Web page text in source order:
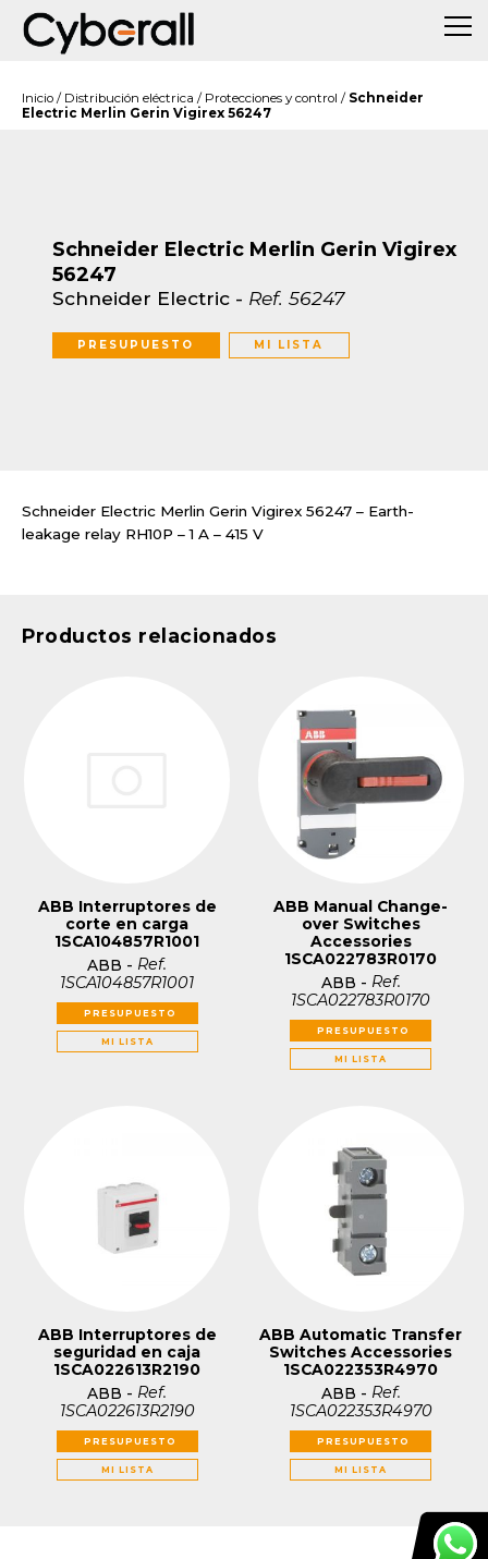
Inicio / Distribución eléctrica / Protecciones y control / Schneider
Electric Merlin Gerin Vigirex 56247
Schneider Electric Merlin Gerin Vigirex
56247
Schneider Electric - Ref. 56247
PRESUPUESTO MI LISTA
Schneider Electric Merlin Gerin Vigirex 56247 – Earth-
leakage relay RH10P – 1 A – 415 V
Productos relacionados
ABB Interruptores de
corte en carga
1SCA104857R1001
ABB - Ref.
1SCA104857R1001
PRESUPUESTO
MI LISTA
ABB Manual Change-
over Switches
Accessories
1SCA022783R0170
ABB - Ref.
1SCA022783R0170
PRESUPUESTO
MI LISTA
ABB Interruptores de
seguridad en caja
1SCA022613R2190
ABB - Ref.
1SCA022613R2190
PRESUPUESTO
MI LISTA
ABB Automatic Transfer
Switches Accessories
1SCA022353R4970
ABB - Ref.
1SCA022353R4970
PRESUPUESTO
MI LISTA